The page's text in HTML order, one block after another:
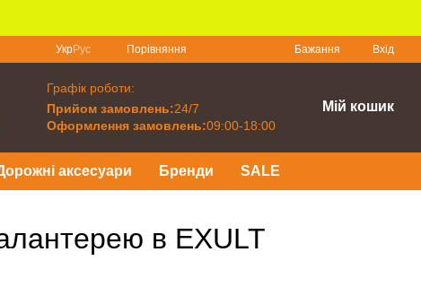
УкрРус Порівняння Бажання Вхід
Графік роботи:
Прийом замовлень:24/7
Оформлення замовлень:09:00-18:00
Мій кошик
аксесуари Бренди SALE
в EXULT